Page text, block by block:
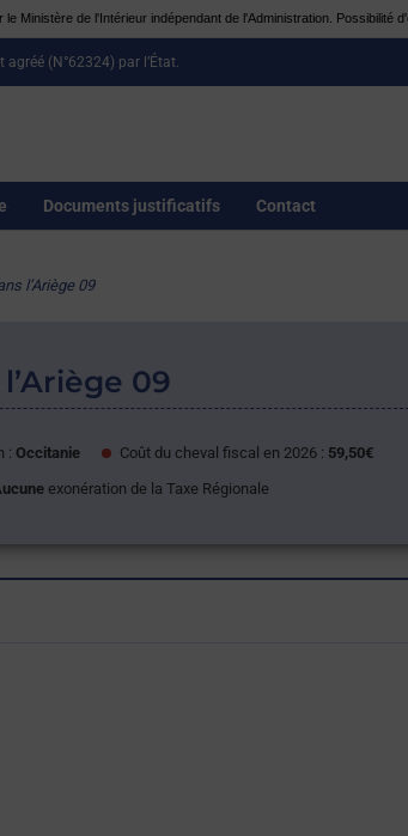
Ministère de l'Intérieur indépendant de l'Administration. Possibilité
(N°62324) par l’État.
Documents justificatifs Contact
l’Ariège 09
09
:Occitanie Coût du cheval fiscal en 2026 : 59,50€
exonération de la Taxe Régionale